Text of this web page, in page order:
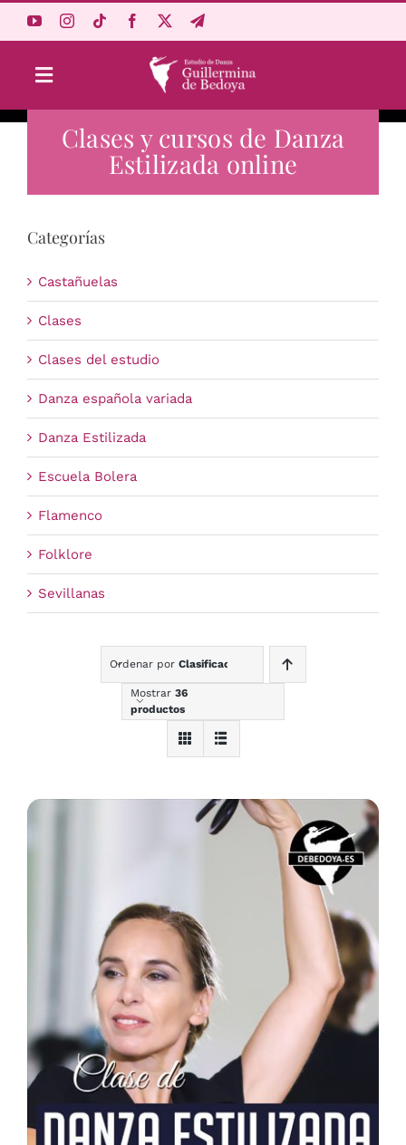
Toggle
Navigation
Aprende Online
Estudio
Carrito
Clases y cursos de Danza
Estilizada online
Categorías
Castañuelas
Clases
Clases del estudio
Danza española variada
Danza Estilizada
Escuela Bolera
Flamenco
Folklore
Sevillanas
Ordenar por Clasificación
Mostrar 36
productos